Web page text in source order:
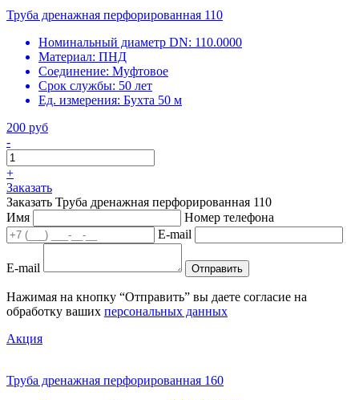
Труба дренажная перфорированная 110
Номинальный диаметр DN: 110.0000
Материал: ПНД
Соединение: Муфтовое
Срок службы: 50 лет
Ед. измерения: Бухта 50 м
200 руб
-
+
Заказать
Заказать Труба дренажная перфорированная 110
Имя
Номер телефона
E-mail
E-mail Отправить
Нажимая на кнопку “Отправить” вы даете согласие на
обработку ваших персональных данных
Акция
Труба дренажная перфорированная 160